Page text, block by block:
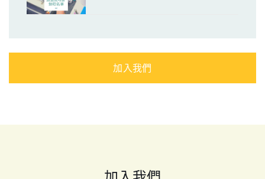
加入我們